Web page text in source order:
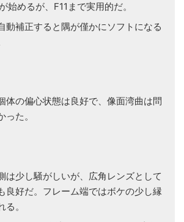
始めるが、F11まで実用的だ。
動補正すると隅が僅かにソフトになる
体の偏心状態は良好で、像面湾曲は問
った。
は少し騒がしいが、広角レンズとして
良好だ。フレーム端ではボケの少し縁
。